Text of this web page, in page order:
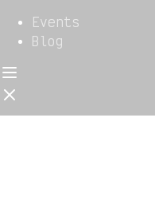
Events
Blog